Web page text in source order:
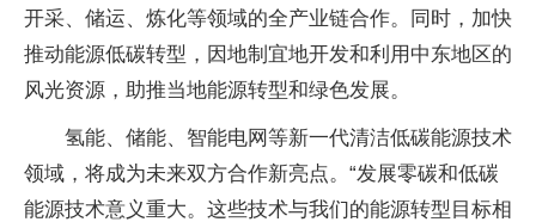
开采、储运、炼化等领域的全产业链合作。同时，加快
推动能源低碳转型，因地制宜地开发和利用中东地区的
风光资源，助推当地能源转型和绿色发展。
氢能、储能、智能电网等新一代清洁低碳能源技术
领域，将成为未来双方合作新亮点。“发展零碳和低碳
能源技术意义重大。这些技术与我们的能源转型目标相